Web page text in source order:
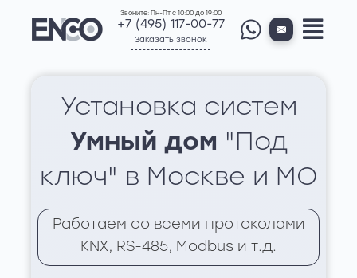
Звоните: Пн-Пт с 10:00 до 19:00
+7 (495) 117-00-77
Установка систем
Умный дом "Под
ключ" в Москве и МО
Заказать звонок
Работаем со всеми протоколами
KNX, RS-485, Modbus и т.д.